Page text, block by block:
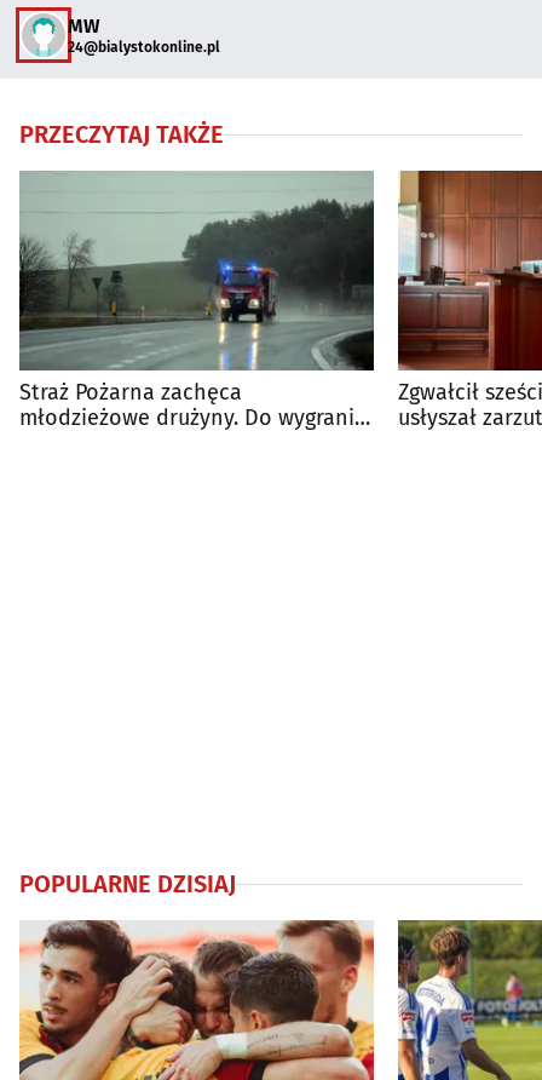
MW
24@bialystokonline.pl
PRZECZYTAJ TAKŻE
Straż Pożarna zachęca
młodzieżowe drużyny. Do wygrania
Zgwałcił
usłyszał
POPULARNE DZISIAJ